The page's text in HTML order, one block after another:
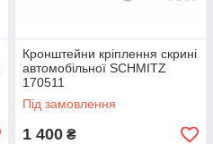
Кронштейни кріплення скрині
автомобільної SCHMITZ
170511
Під замовлення
1 400 ₴